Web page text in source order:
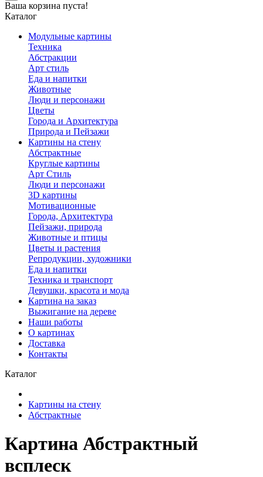
Ваша корзина пуста!
Каталог
Модульные картины
Техника
Абстракции
Арт стиль
Еда и напитки
Животные
Люди и персонажи
Цветы
Города и Архитектура
Природа и Пейзажи
Картины на стену
Абстрактные
Круглые картины
Арт Стиль
Люди и персонажи
3D картины
Мотивационные
Города, Архитектура
Пейзажи, природа
Животные и птицы
Цветы и растения
Репродукции, художники
Еда и напитки
Техника и транспорт
Девушки, красота и мода
Картина на заказ
Выжигание на дереве
Наши работы
О картинах
Доставка
Контакты
Каталог
Картины на стену
Абстрактные
Картина Абстрактный
всплеск